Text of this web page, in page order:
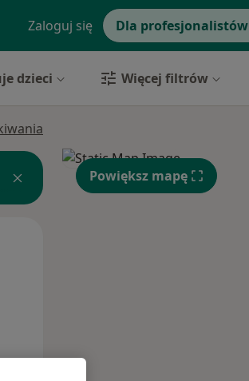
Zaloguj się Dla profesjonalistów
dzieci Więcej filtrów
Powiększ mapę